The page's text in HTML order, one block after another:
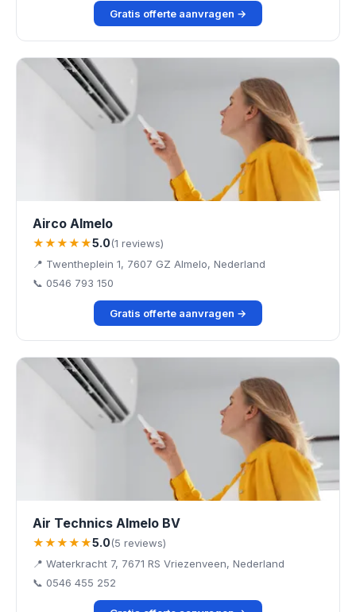
Gratis offerte aanvragen →
Airco Almelo
★★★★★5.0(1 reviews)
📍 Twentheplein 1, 7607 GZ Almelo, Nederland
📞 0546 793 150
Gratis offerte aanvragen →
Air Technics Almelo BV
★★★★★5.0(5 reviews)
📍 Waterkracht 7, 7671 RS Vriezenveen, Nederland
📞 0546 455 252